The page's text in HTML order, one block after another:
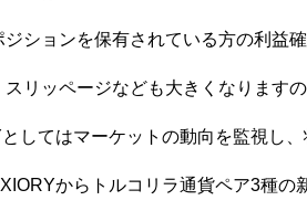
ジションを保有されている方の利益
スリッページなども大きくなります
してはマーケットの動向を監視し
からトルコリラ通貨ペア3種の